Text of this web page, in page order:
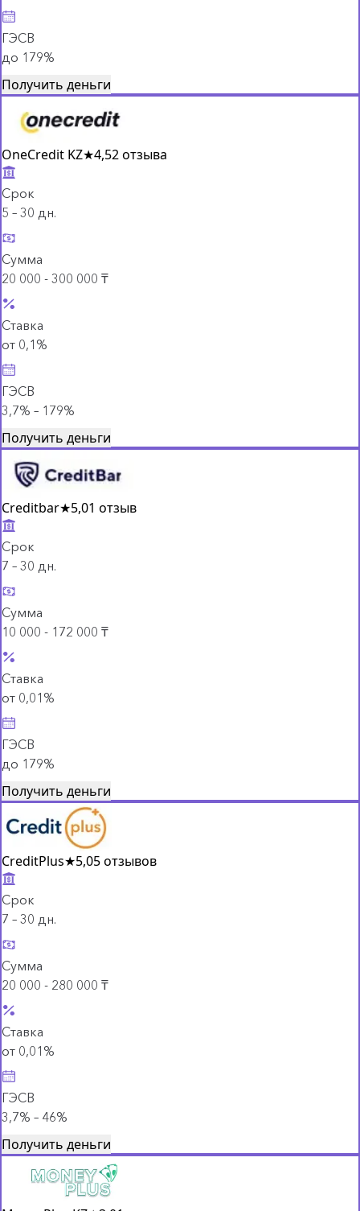
ГЭСВ
до 179%
Получить деньги
OneCredit KZ★4,52 отзыва
Срок
5 – 30 дн.
Сумма
20 000 - 300 000 ₸
Ставка
от 0,1%
ГЭСВ
3,7% – 179%
Получить деньги
Creditbar★5,01 отзыв
Срок
7 – 30 дн.
Сумма
10 000 - 172 000 ₸
Ставка
от 0,01%
ГЭСВ
до 179%
Получить деньги
CreditPlus★5,05 отзывов
Срок
7 – 30 дн.
Сумма
20 000 - 280 000 ₸
Ставка
от 0,01%
ГЭСВ
3,7% – 46%
Получить деньги